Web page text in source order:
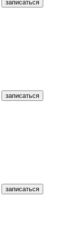
записаться
записаться
записаться